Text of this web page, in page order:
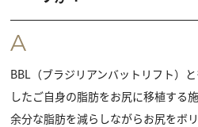
A
BBL（ブラジリアンバットリフト）
したご自身の脂肪をお尻に移植する施
余分な脂肪を減らしながらお尻をボ